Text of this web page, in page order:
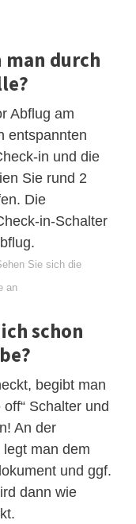
man durch
Abflug am
entspannten
in und die
Sie rund 2
Die
in-Schalter
Sie sich die
an
schon
begibt man
Schalter und
An der
man dem
und ggf.
dann wie